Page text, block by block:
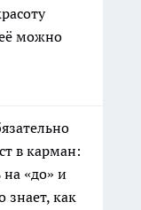
можно
в карман:
«до» и
знает, как